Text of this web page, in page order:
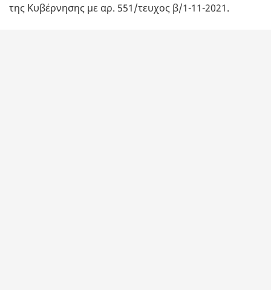
της Κυβέρνησης με αρ. 551/τευχος β/1-11-2021.